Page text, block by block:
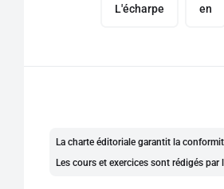
L'écharpe en
La charte éditoriale garantit la
Les cours et exercices sont rédigés